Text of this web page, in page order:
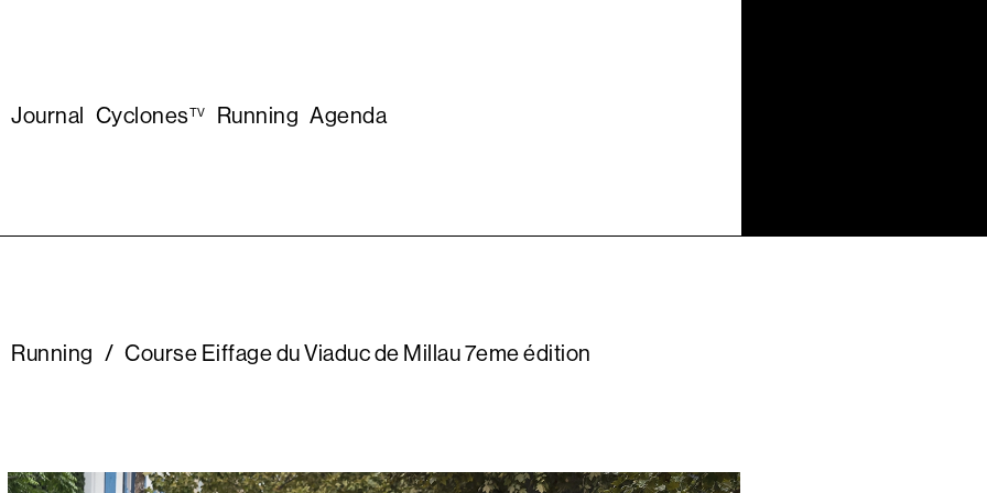
Journal Cyclones TV Running Agenda
Running / Course Eiffage du Viaduc de Millau 7eme édition